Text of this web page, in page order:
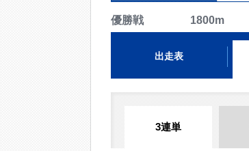
優勝戦 1800m
出走表
3連単